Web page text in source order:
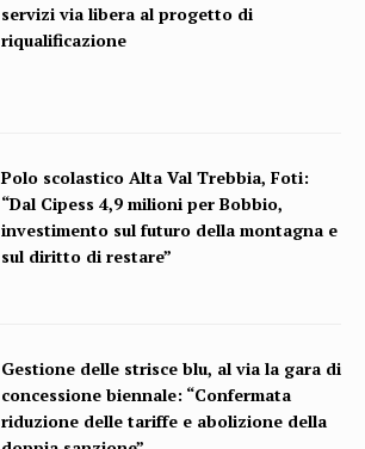
servizi via libera al progetto di
riqualificazione
Polo scolastico Alta Val Trebbia, Foti:
“Dal Cipess 4,9 milioni per Bobbio,
investimento sul futuro della montagna e
sul diritto di restare”
Gestione delle strisce blu, al via la gara di
concessione biennale: “Confermata
riduzione delle tariffe e abolizione della